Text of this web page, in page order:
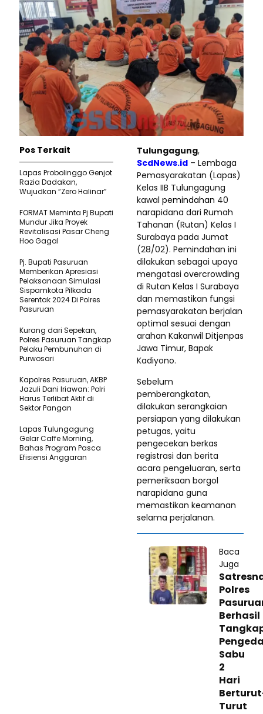
Tulungagung,
ScdNews.id – Lembaga
Pemasyarakatan (Lapas)
Kelas IIB Tulungagung
kawal pemindahan 40
narapidana dari Rumah
Tahanan (Rutan) Kelas I
Surabaya pada Jumat
(28/02). Pemindahan ini
dilakukan sebagai upaya
mengatasi overcrowding
di Rutan Kelas I Surabaya
dan memastikan fungsi
pemasyarakatan berjalan
optimal sesuai dengan
arahan Kakanwil Ditjenpas
Jawa Timur, Bapak
Kadiyono.
Sebelum
pemberangkatan,
dilakukan serangkaian
persiapan yang dilakukan
petugas, yaitu
pengecekan berkas
registrasi dan berita
acara pengeluaran, serta
pemeriksaan borgol
narapidana guna
memastikan keamanan
selama perjalanan.
Baca
Juga
Polres
Berhasil
Sabu
2
Hari
Turut
Pos Terkait
Lapas Probolinggo Genjot
Razia Dadakan,
Wujudkan “Zero Halinar”
FORMAT Meminta Pj Bupati
Mundur Jika Proyek
Revitalisasi Pasar Cheng
Hoo Gagal
Pj. Bupati Pasuruan
Memberikan Apresiasi
Pelaksanaan Simulasi
Sispamkota Pilkada
Serentak 2024 Di Polres
Pasuruan
Kurang dari Sepekan,
Polres Pasuruan Tangkap
Pelaku Pembunuhan di
Purwosari
Kapolres Pasuruan, AKBP
Jazuli Dani Iriawan: Polri
Harus Terlibat Aktif di
Sektor Pangan
Lapas Tulungagung
Gelar Caffe Morning,
Bahas Program Pasca
Efisiensi Anggaran